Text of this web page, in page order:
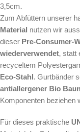
3,5cm.
Zum Abfüttern unserer
Material nutzen wir
dieser Pre-Consumer-
wiederverwendet, statt
recyceltem
Eco-Stahl. Gurtbänder
antiallergener Bio
Komponenten beziehen
Für dieses praktische